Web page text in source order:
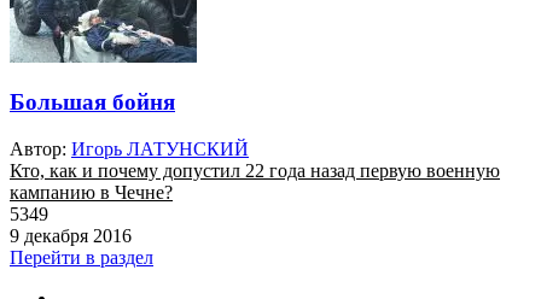
Большая бойня
Автор: Игорь ЛАТУНСКИЙ
Кто, как и почему допустил 22 года назад первую военную
кампанию в Чечне?
5349
9 декабря 2016
Перейти в раздел